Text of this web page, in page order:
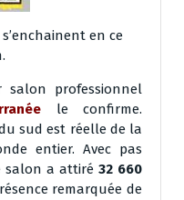
s’enchainent en ce
salon professionnel
le confirme.
sud est réelle de la
entier. Avec pas
salon a attiré 32 660
remarquée de